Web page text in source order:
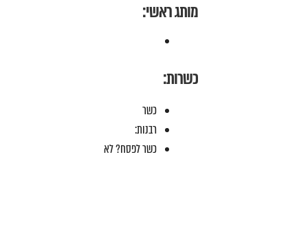
מותג ראשי:
כשרות:
כשר
רבנות:
כשר לפסח? לא